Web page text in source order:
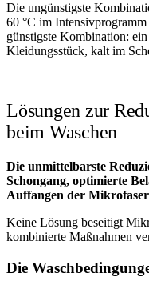
Die ungünstigste
60 °C im
günstigste Kombination:
Kleidungsstück, kalt im
Lösungen zur
beim Waschen
Die unmittelbarste
Schongang, optimierte
Auffangen der
Keine Lösung beseitigt
kombinierte Maßnahmen
Die